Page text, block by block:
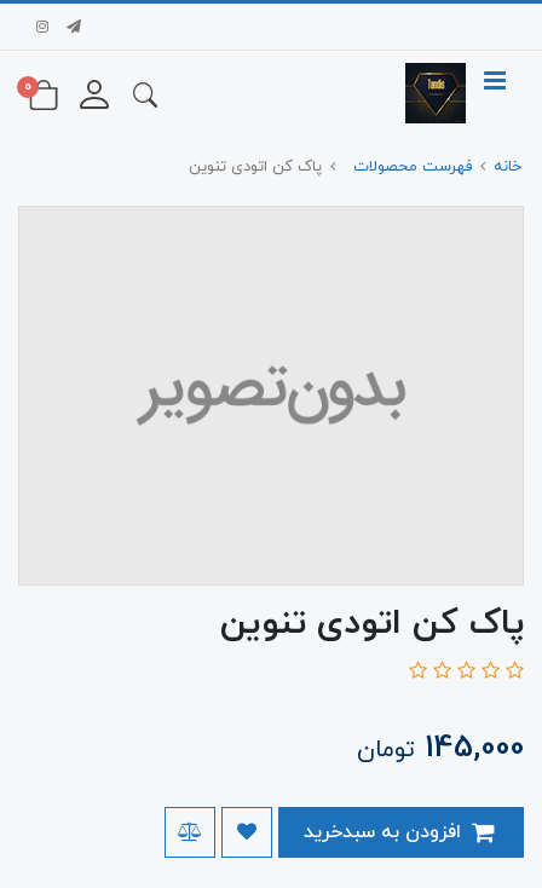
0
خانه فهرست محصولات پاک کن اتودی تنوین
پاک کن اتودی تنوین
145,000 تومان